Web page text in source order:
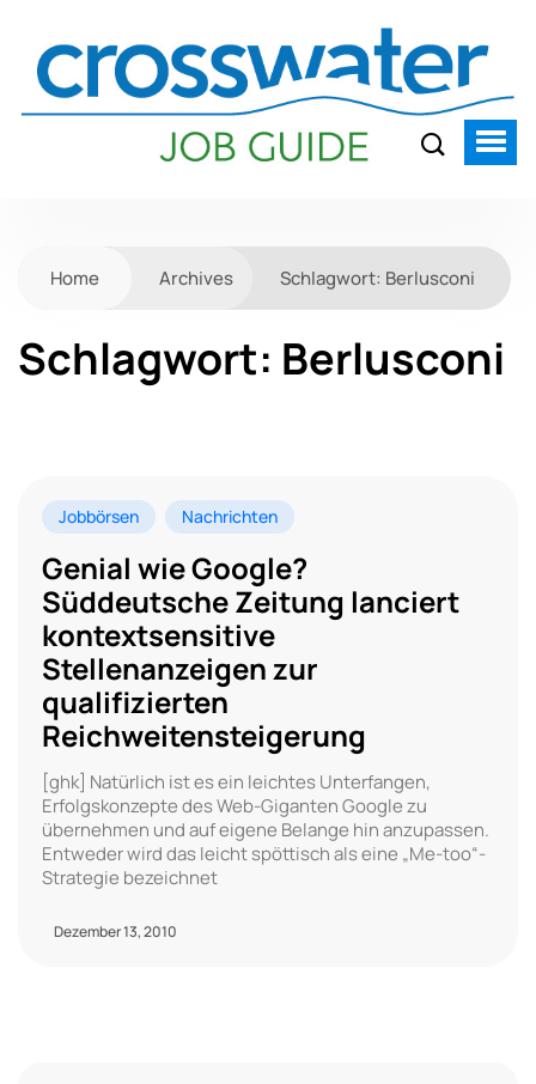
Home Archives Schlagwort: Berlusconi
Schlagwort: Berlusconi
Jobbörsen Nachrichten
Genial wie Google?
Süddeutsche Zeitung lanciert
kontextsensitive
Stellenanzeigen zur
qualifizierten
Reichweitensteigerung
[ghk] Natürlich ist es ein leichtes Unterfangen,
Erfolgskonzepte des Web-Giganten Google zu
übernehmen und auf eigene Belange hin anzupassen.
Entweder wird das leicht spöttisch als eine „Me-too“-
Strategie bezeichnet
Dezember 13, 2010